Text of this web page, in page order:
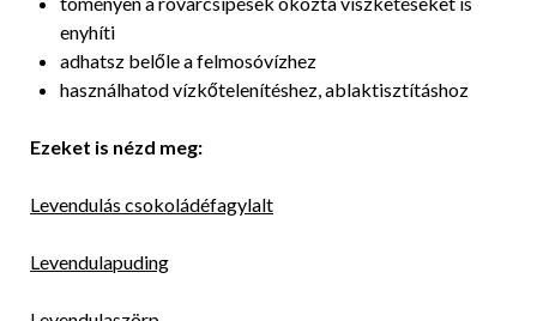
enyhíti
adhatsz belőle a felmosóvízhez
használhatod vízkőtelenítéshez, ablaktisztításhoz
Ezeket is nézd meg:
Levendulás csokoládéfagylalt
Levendulapuding